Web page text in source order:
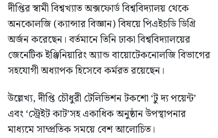
দীপ্তির স্বামী বিশ্বখ্যাত অক্সফোর্ড বিশ্ববিদ্যালয় থেকে
অনকোলজি (ক্যান্সার বিজ্ঞান) বিষয়ে পিএইচডি ডিগ্রি
অর্জন করেছেন। বর্তমানে তিনি ঢাকা বিশ্ববিদ্যালয়ের
জেনেটিক ইঞ্জিনিয়ারিং অ্যান্ড বায়োটেকনোলজি বিভাগের
সহযোগী অধ্যাপক হিসেবে কর্মরত রয়েছেন।
উল্লেখ্য, দীপ্তি চৌধুরী টেলিভিশন টকশো ‘টু দ্য পয়েন্ট’
এবং ‘স্ট্রেইট কাট’সহ একাধিক অনুষ্ঠান উপস্থাপনার
মাধ্যমে সাম্প্রতিক সময়ে বেশ আলোচিত।